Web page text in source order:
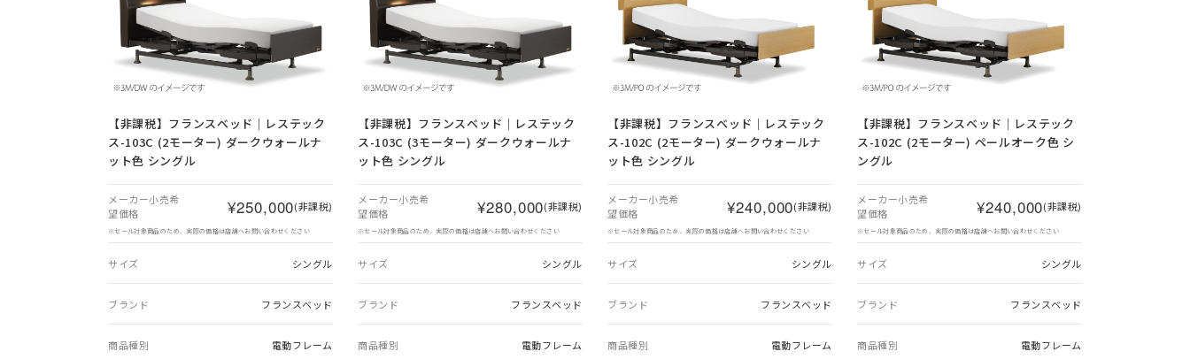
【非課税】 フランスベッド｜レステック
ス-103C (2モーター) ダークウォールナ
ット色 シングル
メーカー小売希
望価格
¥250,000(非課税)
※セール対象商品のため、実際の価格は店舗へお問い合わせください
サイズ シングル
ブランド フランスベッド
商品種別 電動フレーム
【非課税】 フランスベッド｜レステック
ス-103C (3モーター) ダークウォールナ
ット色 シングル
メーカー小売希
望価格
¥280,000(非課税)
※セール対象商品のため、実際の価格は店舗へお問い合わせください
サイズ シングル
ブランド フランスベッド
商品種別 電動フレーム
【非課税】 フランスベッド｜レステック
ス-102C (2モーター) ダークウォールナ
ット色 シングル
メーカー小売希
望価格
¥240,000(非課税)
※セール対象商品のため、実際の価格は店舗へお問い合わせください
サイズ シングル
ブランド フランスベッド
商品種別 電動フレーム
【非課税】 フランスベッド｜レステック
ス-102C (2モーター) ペールオーク色 シ
ングル
メーカー小売希
望価格
¥240,000(非課税)
※セール対象商品のため、実際の価格は店舗へお問い合わせください
サイズ シングル
ブランド フランスベッド
商品種別 電動フレーム